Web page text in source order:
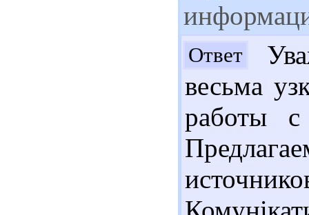
Ответ
весьма
работы с